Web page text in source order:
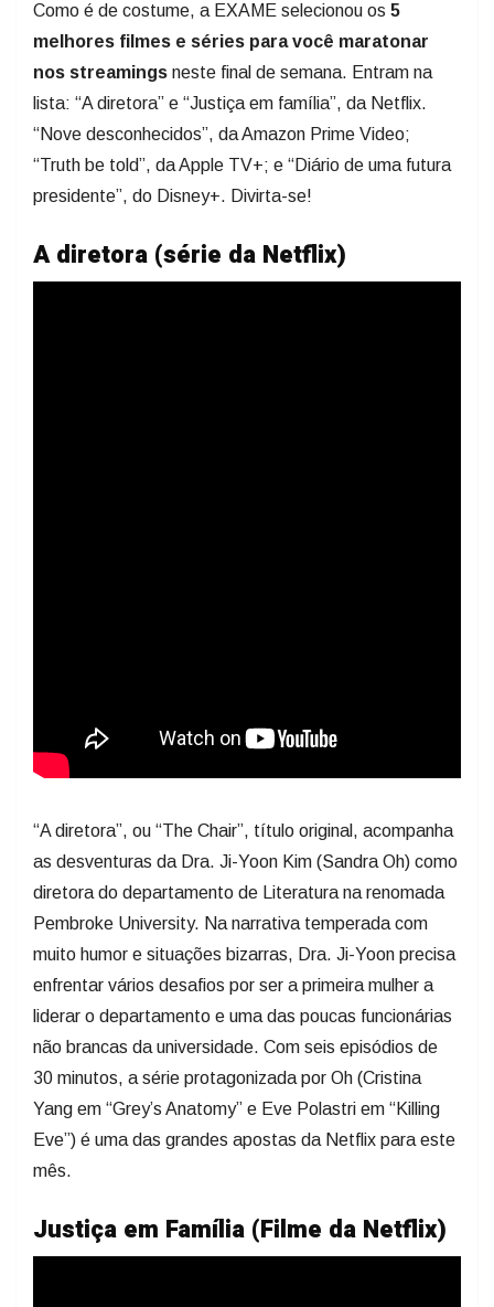
Como é de costume, a EXAME selecionou os 5
melhores filmes e séries para você maratonar
nos streamings neste final de semana. Entram na
lista: “A diretora” e “Justiça em família”, da Netflix.
“Nove desconhecidos”, da Amazon Prime Video;
“Truth be told”, da Apple TV+; e “Diário de uma futura
presidente”, do Disney+. Divirta-se!
A diretora (série da Netflix)
“A diretora”, ou “The Chair”, título original, acompanha
as desventuras da Dra. Ji-Yoon Kim (Sandra Oh) como
diretora do departamento de Literatura na renomada
Pembroke University. Na narrativa temperada com
muito humor e situações bizarras, Dra. Ji-Yoon precisa
enfrentar vários desafios por ser a primeira mulher a
liderar o departamento e uma das poucas funcionárias
não brancas da universidade. Com seis episódios de
30 minutos, a série protagonizada por Oh (Cristina
Yang em “Grey’s Anatomy” e Eve Polastri em “Killing
Eve”) é uma das grandes apostas da Netflix para este
mês.
Justiça em Família (Filme da Netflix)